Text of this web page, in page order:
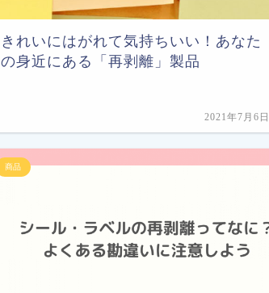
きれいにはがれて気持ちいい！あなた
の身近にある「再剥離」製品
2021年7月6日
商品